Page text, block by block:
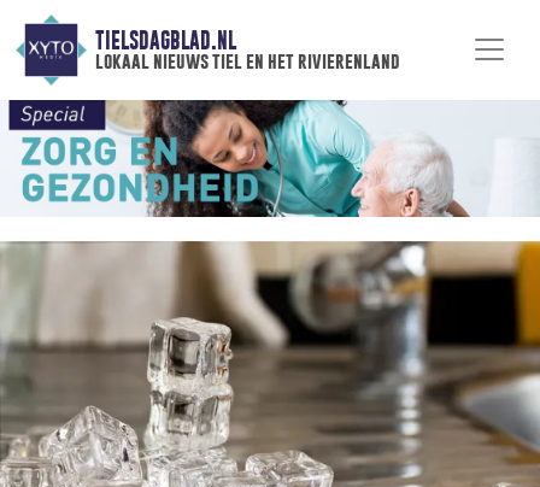
TIELSDAGBLAD.NL
lokaal nieuws tiel en het rivierenland